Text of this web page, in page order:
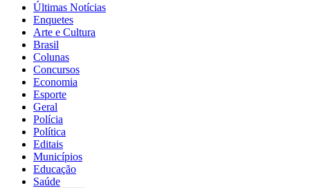
Últimas Notícias
Enquetes
Arte e Cultura
Brasil
Colunas
Concursos
Economia
Esporte
Geral
Polícia
Política
Editais
Municípios
Educação
Saúde